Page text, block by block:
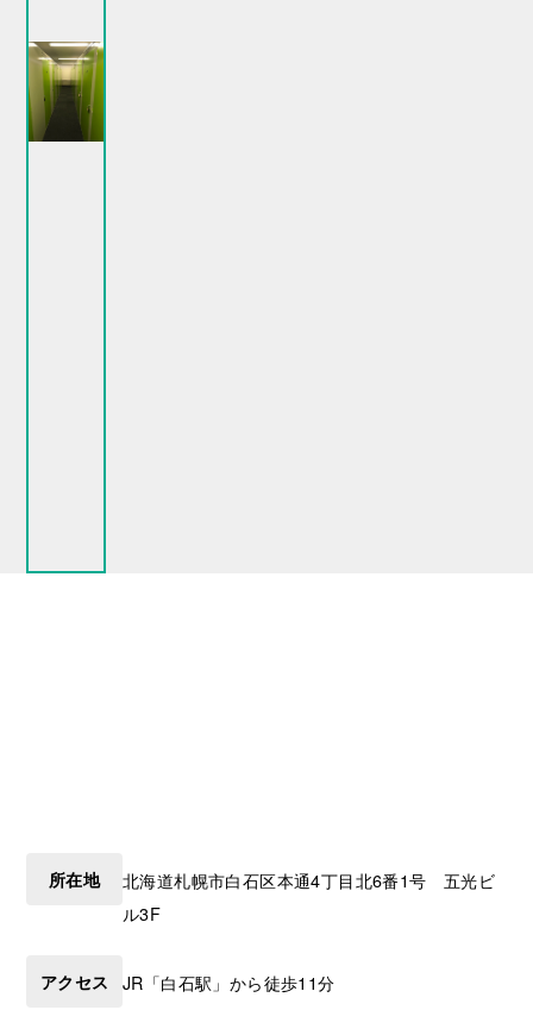
所在地 北海道札幌市白石区本通4丁目北6番1号 五光ビ
ル3F
アクセス JR「白石駅」から徒歩11分